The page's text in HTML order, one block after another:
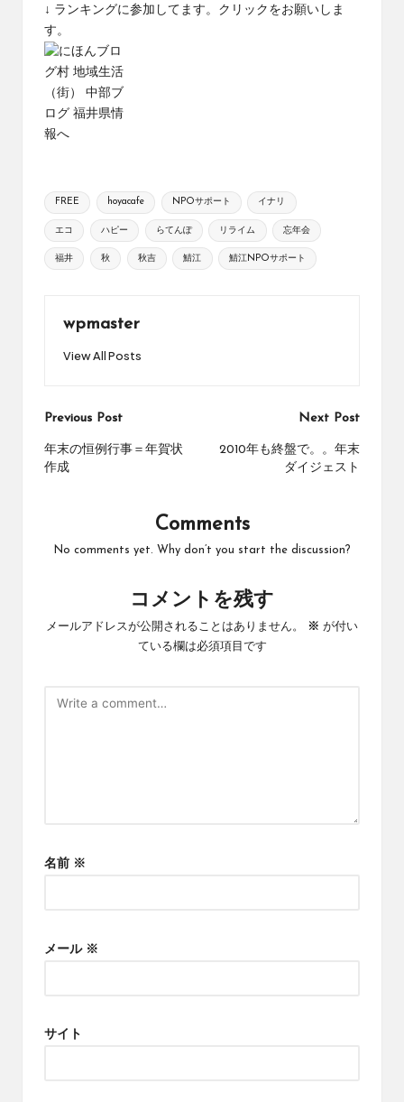
↓ ランキングに参加してます。クリックをお願いしま
す。
Tags:
FREE hoyacafe NPOサポート イナリ
エコ ハピー らてんぽ リライム 忘年会
福井 秋 秋吉 鯖江 鯖江NPOサポート
wpmaster
View All Posts
Post
navigation
Previous Post
年末の恒例行事＝年賀状
作成
Next Post
2010年も終盤で。。年末
ダイジェスト
Comments
No comments yet. Why don’t you start the discussion?
コメントを残す
メールアドレスが公開されることはありません。 ※ が付い
ている欄は必須項目です
名前 ※
メール ※
サイト